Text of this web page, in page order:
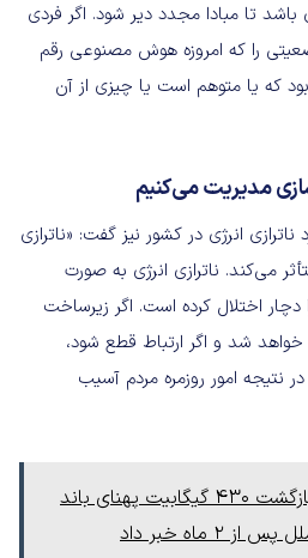
تا مبادا مجدد دیر شود. اگر فردی
را که امروزه هوش مصنوعی رقم
که یا متوهم است یا چیزی از آن
مدیریت می‌کنیم
انرژی در کشور نیز گفت: «ناترازی
می‌کند. ناترازی انرژی به صورت
دچار اختلال کرده است. اگر زیرساخت
شد و اگر ارتباط قطع شود،
نتیجه امور روزمره مردم آسیب
وزیر ارتباطات از بازگشت ۴۳۰ گیگابیت پهنای باند
ماه خبر داد